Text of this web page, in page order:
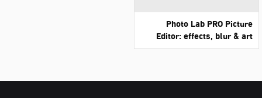
Photo Lab PRO Picture
Editor: effects, blur & art